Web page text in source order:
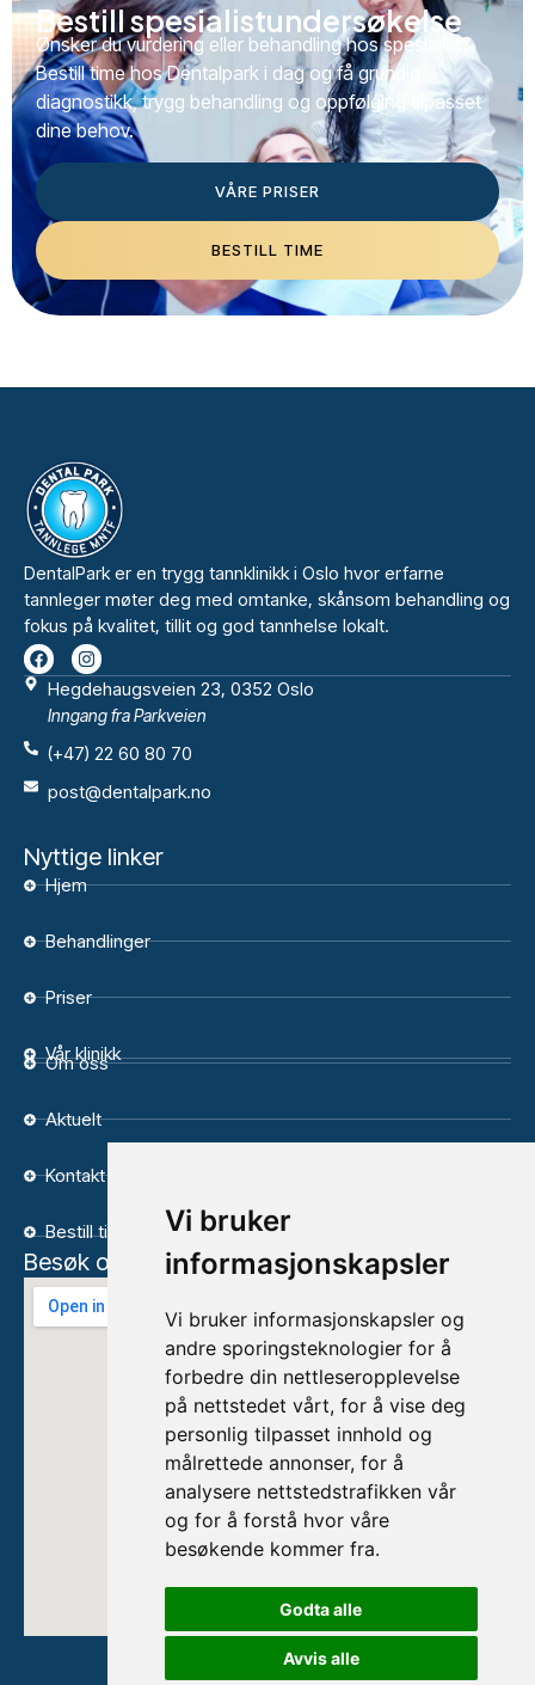
Vi bruker
informasjonskapsler
Vi bruker informasjonskapsler og
andre sporingsteknologier for å
forbedre din nettleseropplevelse
på nettstedet vårt, for å vise deg
personlig tilpasset innhold og
målrettede annonser, for å
analysere nettstedstrafikken vår
og for å forstå hvor våre
besøkende kommer fra.
Godta alle
Avvis alle
Bestill spesialistundersøkelse
Ønsker du vurdering eller behandling hos spesialist?
Bestill time hos Dentalpark i dag og få grundig
diagnostikk, trygg behandling og oppfølging tilpasset
dine behov.
VÅRE PRISER
BESTILL TIME
DentalPark er en trygg tannklinikk i Oslo hvor erfarne
tannleger møter deg med omtanke, skånsom behandling og
fokus på kvalitet, tillit og god tannhelse lokalt.
Hegdehaugsveien 23, 0352 Oslo
Inngang fra Parkveien
(+47) 22 60 80 70
post@dentalpark.no
Nyttige linker
Hjem
Behandlinger
Priser
Vår klinikk
Om oss
Aktuelt
Kontakt
Bestill time
Besøk oss